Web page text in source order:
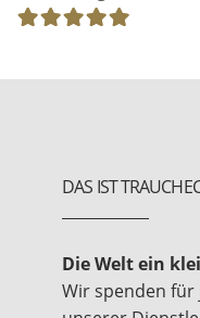
Die Welt ein
unserer
NEUE BEITRÄGE
trauchecks